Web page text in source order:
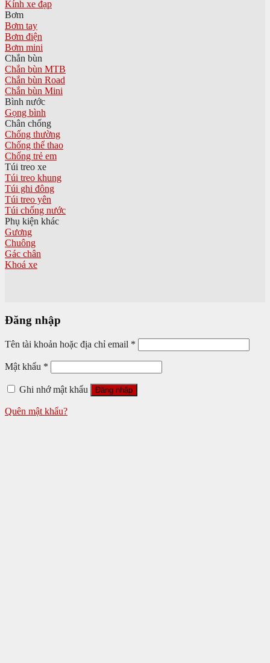
Kính xe đạp
Bơm
Bơm tay
Bơm điện
Bơm mini
Chắn bùn
Chắn bùn MTB
Chắn bùn Road
Chắn bùn Mini
Bình nước
Gọng bình
Chân chống
Chống thường
Chống thể thao
Chống trẻ em
Túi treo xe
Túi treo khung
Túi ghi đông
Túi treo yên
Túi chống nước
Phụ kiện khác
Gương
Chuông
Gác chân
Khoá xe
Đăng nhập
Tên tài khoản hoặc địa chỉ email *
Mật khẩu *
Ghi nhớ mật khẩu Đăng nhập
Quên mật khẩu?